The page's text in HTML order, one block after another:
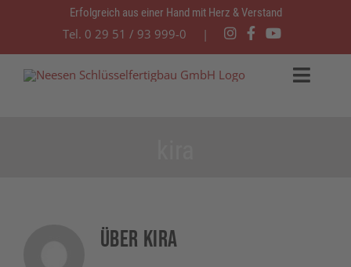
springen
Erfolgreich aus einer Hand mit Herz & Verstand
Tel. 0 29 51 / 93 999-0 |
aktuelle Angebote
Über kira